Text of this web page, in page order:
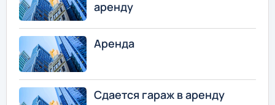
аренду
Аренда
Сдается гараж в аренду